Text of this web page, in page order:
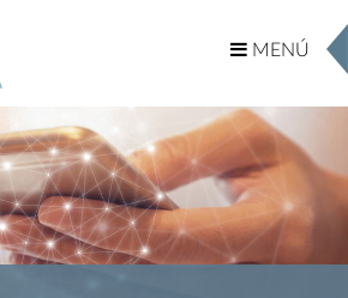
MENÚ
MENÚ